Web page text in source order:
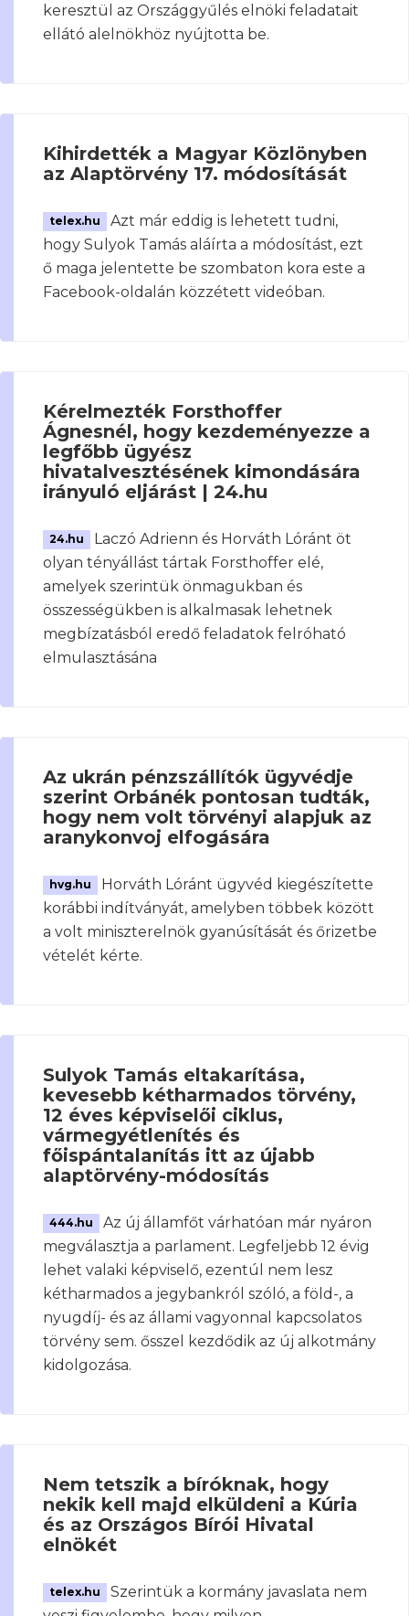
keresztül az Országgyűlés elnöki feladatait
ellátó alelnökhöz nyújtotta be.
Kihirdették a Magyar Közlönyben
az Alaptörvény 17. módosítását
telex.hu
Azt már eddig is lehetett tudni,
hogy Sulyok Tamás aláírta a módosítást, ezt
ő maga jelentette be szombaton kora este a
Facebook-oldalán közzétett videóban.
Kérelmezték Forsthoffer
Ágnesnél, hogy kezdeményezze a
legfőbb ügyész
hivatalvesztésének kimondására
irányuló eljárást | 24.hu
24.hu
Laczó Adrienn és Horváth Lóránt öt
olyan tényállást tártak Forsthoffer elé,
amelyek szerintük önmagukban és
összességükben is alkalmasak lehetnek
megbízatásból eredő feladatok felróható
elmulasztásána
Az ukrán pénzszállítók ügyvédje
szerint Orbánék pontosan tudták,
hogy nem volt törvényi alapjuk az
aranykonvoj elfogására
hvg.hu
Horváth Lóránt ügyvéd kiegészítette
korábbi indítványát, amelyben többek között
a volt miniszterelnök gyanúsítását és őrizetbe
vételét kérte.
Sulyok Tamás eltakarítása,
kevesebb kétharmados törvény,
12 éves képviselői ciklus,
vármegyétlenítés és
főispántalanítás itt az újabb
alaptörvény-módosítás
444.hu
Az új államfőt várhatóan már nyáron
megválasztja a parlament. Legfeljebb 12 évig
lehet valaki képviselő, ezentúl nem lesz
kétharmados a jegybankról szóló, a föld-, a
nyugdíj- és az állami vagyonnal kapcsolatos
törvény sem. ősszel kezdődik az új alkotmány
kidolgozása.
Nem tetszik a bíróknak, hogy
nekik kell majd elküldeni a Kúria
és az Országos Bírói Hivatal
elnökét
telex.hu
Szerintük a kormány javaslata nem